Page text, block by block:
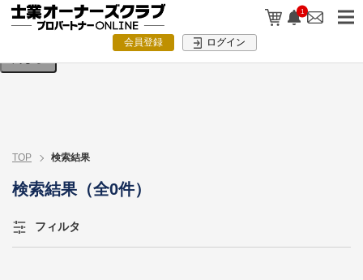
1
会員登録 ログイン
検索条件を入力してください。
TOP 検索結果
検索結果（全0件）
フィルタ